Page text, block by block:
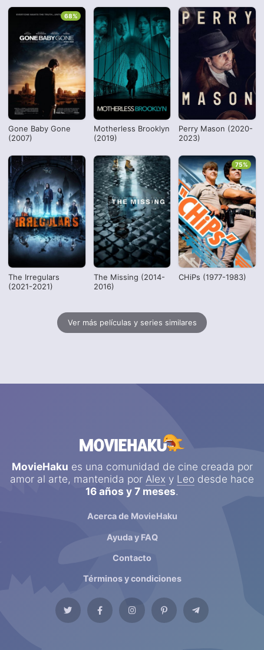
Gone Baby Gone
(2007)
68%
Motherless Brooklyn
(2019)
Perry Mason (2020-
2023)
The Irregulars
(2021-2021)
The Missing (2014-
2016)
CHiPs (1977-1983)
75%
Ver más películas y series similares
MovieHaku es una comunidad de cine creada por
amor al arte, mantenida por Alex y Leo desde hace
16 años y 7 meses.
Acerca de MovieHaku
Ayuda y FAQ
Contacto
Términos y condiciones